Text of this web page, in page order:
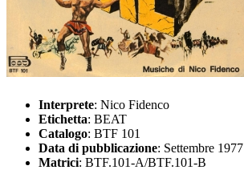
Interprete: Nico Fidenco
Etichetta: BEAT
Catalogo: BTF 101
Data di pubblicazione: Settembre 1977
Matrici: BTF.101-A/BTF.101-B